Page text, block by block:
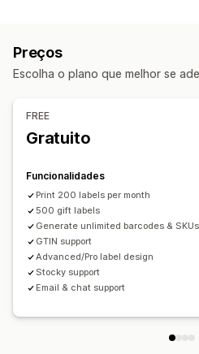
Gestão de SKU
Modelos personalizados
Prefixo e sufixo
Impressão em lote
Elementos personalizados
Tamanho personalizado Imagens
Gestão de inventário
Preços
Escolha o plano que melhor se
FREE
Gratuito
Funcionalidades
Print 200 labels per month
500 gift labels
Generate unlimited barcodes & SKUs
GTIN support
Advanced/Pro label design
Stocky support
Email & chat support